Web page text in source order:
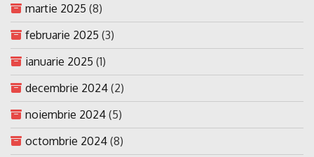
martie 2025 (8)
februarie 2025 (3)
ianuarie 2025 (1)
decembrie 2024 (2)
noiembrie 2024 (5)
octombrie 2024 (8)